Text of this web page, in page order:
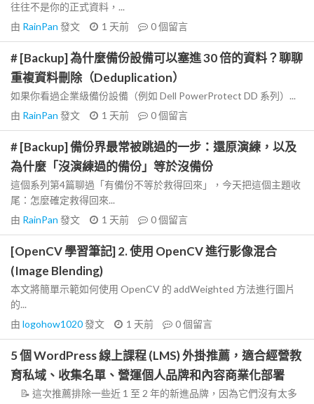
往往不是你的正式資料，...
由 RainPan 發文 1 天前 0個留言
# [Backup] 為什麼備份設備可以塞進 30 倍的資料？聊聊
重複資料刪除（Deduplication）
如果你看過企業級備份設備（例如 Dell PowerProtect DD 系列）...
由 RainPan 發文 1 天前 0個留言
# [Backup] 備份界最常被跳過的一步：還原演練，以及
為什麼「沒演練過的備份」等於沒備份
這個系列第4篇聊過「有備份不等於救得回來」，今天把這個主題收
尾：怎麼確定救得回來...
由 RainPan 發文 1 天前 0個留言
[OpenCV 學習筆記] 2. 使用 OpenCV 進行影像混合
(Image Blending)
本文將簡單示範如何使用 OpenCV 的 addWeighted 方法進行圖片
的...
由 logohow1020發文 1 天前 0個留言
5 個 WordPress 線上課程 (LMS) 外掛推薦，適合經營教
育私域、收集名單、營運個人品牌和內容商業化部署
📝 這次推薦排除一些近 1 至 2 年的新進品牌，因為它們沒有太多